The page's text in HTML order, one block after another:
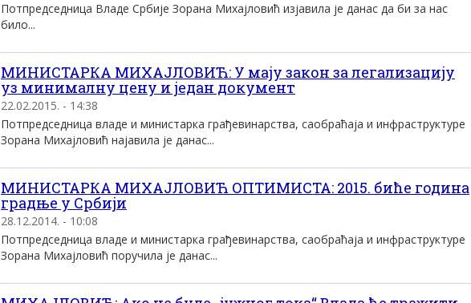
Потпредседница Владе Србије Зорана Михајловић изјавила је данас да би за нас
било...
МИНИСТАРКА МИХАЈЛОВИЋ: У мају закон за легализацију
уз минималну цену и један документ
22.02.2015. - 14:38
Потпредседница владе и министарка грађевинарства, саобраћаја и инфраструктуре
Зорана Михајловић најавила је данас...
МИНИСТАРКА МИХАЈЛОВИЋ ОПТИМИСТА: 2015. биће година
градње у Србији
28.12.2014. - 10:08
Потпредседница владе и министарка грађевинарства, саобраћаја и инфраструктуре
Зорана Михајловић поручила је данас...